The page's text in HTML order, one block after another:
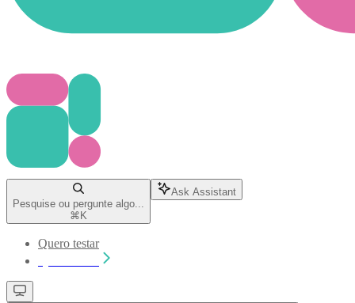
Pesquise ou pergunte algo...
⌘ K
Ask Assistant
Quero testar